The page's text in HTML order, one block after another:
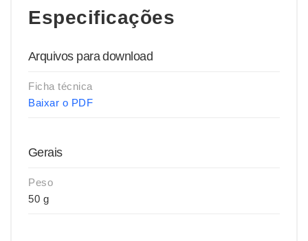
Especificações
Arquivos para download
Ficha técnica
Baixar o PDF
Gerais
Peso
50 g